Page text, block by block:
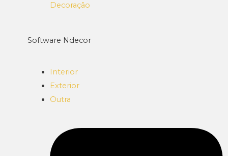
Decoração
Software Ndecor
Interior
Exterior
Outra